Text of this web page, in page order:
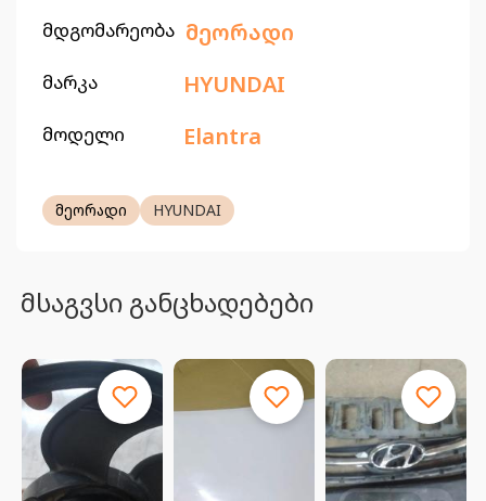
მდგომარეობა მეორადი
მარკა HYUNDAI
მოდელი Elantra
მეორადი HYUNDAI
მსაგვსი განცხადებები